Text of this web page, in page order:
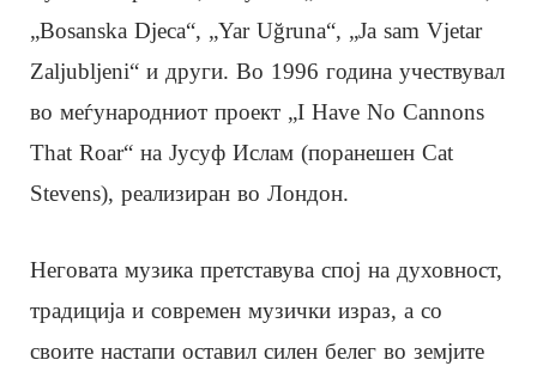
„Bosanska Djeca“, „Yar Uğruna“, „Ja sam Vjetar
Zaljubljeni“ и други. Во 1996 година учествувал
во меѓународниот проект „I Have No Cannons
That Roar“ на Јусуф Ислам (поранешен Cat
Stevens), реализиран во Лондон.
Неговата музика претставува спој на духовност,
традиција и современ музички израз, а со
своите настапи оставил силен белег во земјите